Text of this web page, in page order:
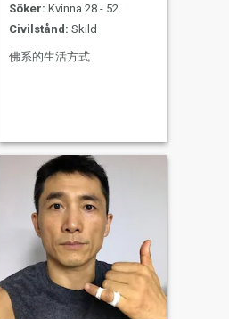
Söker: Kvinna 28 - 52
Civilstånd: Skild
佛系的生活方式